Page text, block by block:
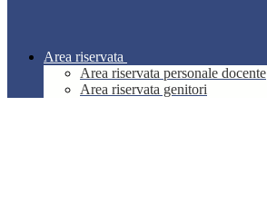
Area riservata
Area riservata personale docente
Area riservata genitori